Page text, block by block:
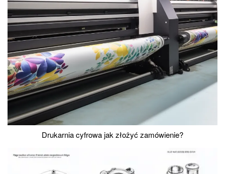
Drukarnia cyfrowa jak złożyć zamówienie?